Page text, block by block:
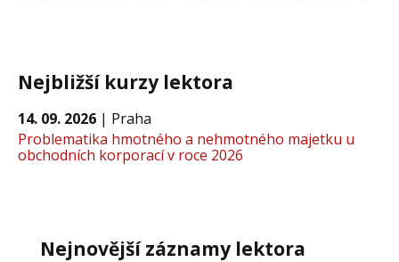
Nejbližší kurzy lektora
14. 09. 2026 | Praha
Problematika hmotného a nehmotného majetku u
obchodních korporací v roce 2026
Nejnovější záznamy lektora